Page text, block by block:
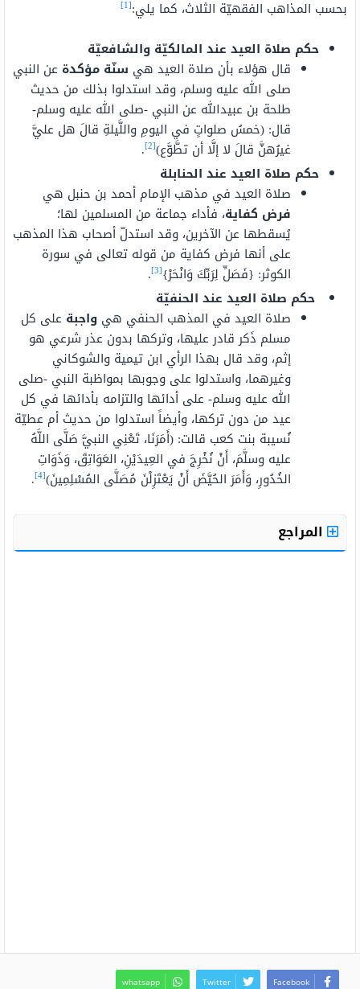
بحسب المذاهب الفقهيّة الثلاث، كما يلي:[1]
حكم صلاة العيد عند المالكيّة والشافعيّة
قال هؤلاء بأن صلاة العيد هي سنّة مؤكدة عن النبي
صلى الله عليه وسلم، وقد استدلوا بذلك من حديث
طلحة بن عبيدالله عن النبي -صلى الله عليه وسلم-
قال: (خمسُ صلواتٍ في اليومِ واللَّيلةِ قالَ هل عليَّ
غيرُهنَّ قالَ لا إلَّا أن تطَّوَّع)[2]
.
حكم صلاة العيد عند الحنابلة
صلاة العيد في مذهب الإمام أحمد بن حنبل هي
فرض كفاية، فأداء جماعة من المسلمين لها؛
يُسقطها عن الآخرين، وقد استدلّ أصحاب هذا المذهب
على أنها فرض كفاية من قوله تعالى في سورة
الكوثر: {فَصَلِّ لِرَبِّكَ وَانْحَرْ}[3]
.
حكم صلاة العيد عند الحنفيّة
صلاة العيد في المذهب الحنفي هي واجبة على كل
مسلم ذَكر قادر عليها، وتركها بدون عذر شرعي هو
إثم، وقد قال بهذا الرأي ابن تيمية والشوكاني
وغيرهما، واستدلوا على وجوبها بمواظبة النبي -صلى
الله عليه وسلم- على أدائها والتزامه بأدائها في كل
عيد من دون تركها، وأيضاً استدلوا من حديث أم عطيّة
نُسيبة بنت كعب قالت: (أَمَرَنَا، تَعْنِي النبيَّ صَلَّى اللَّهُ
عليه وسلَّمَ، أَنْ نُخْرِجَ في العِيدَيْنِ، العَوَاتِقَ، وَذَوَاتِ
الخُدُورِ، وَأَمَرَ الحُيَّضَ أَنْ يَعْتَزِلْنَ مُصَلَّى المُسْلِمِينَ)[4]
.
المراجع
Facebook
Twitter
whatsapp